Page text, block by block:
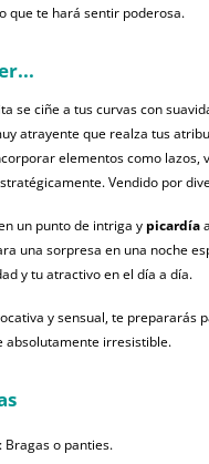
que te hará sentir poderosa.
se ciñe a tus curvas con
atrayente que realza tus
elementos como lazos,
Vendido por
un punto de intriga y picardía
una sorpresa en una noche
y tu atractivo en el día a día.
y sensual, te prepararás
absolutamente irresistible.
Bragas o panties.